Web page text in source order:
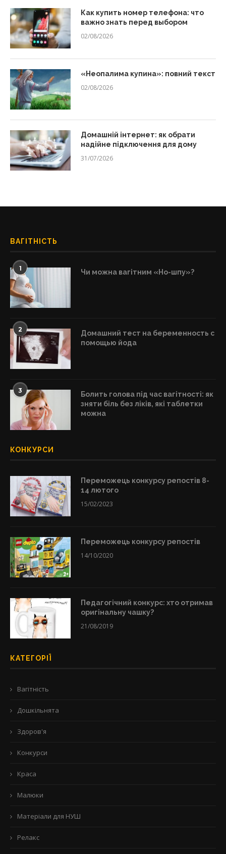
Как купить номер телефона: что
важно знать перед выбором
02/08/2026
«Неопалима купина»: повний текст
02/08/2026
Домашній інтернет: як обрати
надійне підключення для дому
31/07/2026
ВАГІТНІСТЬ
1 Чи можна вагітним «Но-шпу»?
2
Домашний тест на беременность с
помощью йода
3
Болить голова під час вагітності: як
зняти біль без ліків, які таблетки
можна
КОНКУРСИ
Переможець конкурсу репостів 8-
14 лютого
15/02/2023
Переможець конкурсу репостів
14/10/2020
Педагогічний конкурс: хто отримав
оригінальну чашку?
21/08/2019
КАТЕГОРІЇ
Вагітність
Дошкільнята
Здоров'я
Конкурси
Краса
Малюки
Матеріали для НУШ
Релакс